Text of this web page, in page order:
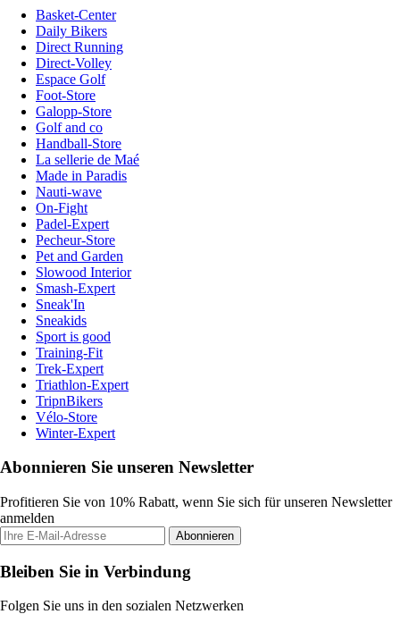
Basket-Center
Daily Bikers
Direct Running
Direct-Volley
Espace Golf
Foot-Store
Galopp-Store
Golf and co
Handball-Store
La sellerie de Maé
Made in Paradis
Nauti-wave
On-Fight
Padel-Expert
Pecheur-Store
Pet and Garden
Slowood Interior
Smash-Expert
Sneak'In
Sneakids
Sport is good
Training-Fit
Trek-Expert
Triathlon-Expert
TripnBikers
Vélo-Store
Winter-Expert
Abonnieren Sie unseren Newsletter
Profitieren Sie von 10% Rabatt, wenn Sie sich für unseren Newsletter
anmelden
Abonnieren
Bleiben Sie in Verbindung
Folgen Sie uns in den sozialen Netzwerken